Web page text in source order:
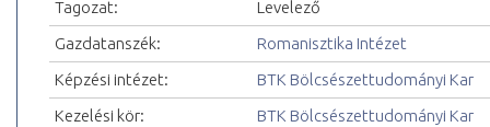
Tagozat:
Levelező
Gazdatanszék:
Romanisztika Intézet
Képzési intézet:
BTK Bölcsészettudományi Kar
Kezelési kör:
BTK Bölcsészettudományi Kar